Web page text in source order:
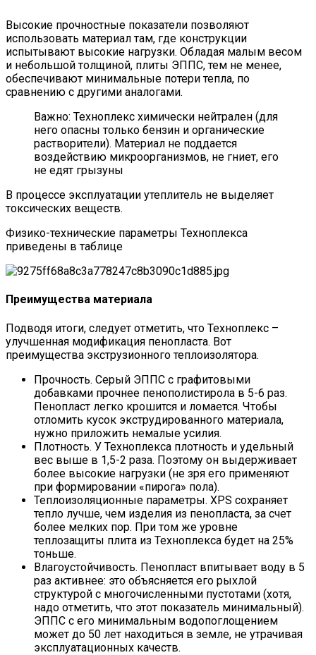
Высокие прочностные показатели позволяют
использовать материал там, где конструкции
испытывают высокие нагрузки. Обладая малым весом
и небольшой толщиной, плиты ЭППС, тем не менее,
обеспечивают минимальные потери тепла, по
сравнению с другими аналогами.
Важно: Техноплекс химически нейтрален (для
него опасны только бензин и органические
растворители). Материал не поддается
воздействию микроорганизмов, не гниет, его
не едят грызуны
В процессе эксплуатации утеплитель не выделяет
токсических веществ.
Физико-технические параметры Техноплекса
приведены в таблице
Преимущества материала
Подводя итоги, следует отметить, что Техноплекс –
улучшенная модификация пенопласта. Вот
преимущества экструзионного теплоизолятора.
Прочность. Серый ЭППС с графитовыми
добавками прочнее пенополистирола в 5-6 раз.
Пенопласт легко крошится и ломается. Чтобы
отломить кусок экструдированного материала,
нужно приложить немалые усилия.
Плотность. У Техноплекса плотность и удельный
вес выше в 1,5-2 раза. Поэтому он выдерживает
более высокие нагрузки (не зря его применяют
при формировании «пирога» пола).
Теплоизоляционные параметры. XPS сохраняет
тепло лучше, чем изделия из пенопласта, за счет
более мелких пор. При том же уровне
теплозащиты плита из Техноплекса будет на 25%
тоньше.
Влагоустойчивость. Пенопласт впитывает воду в 5
раз активнее: это объясняется его рыхлой
структурой с многочисленными пустотами (хотя,
надо отметить, что этот показатель минимальный).
ЭППС с его минимальным водопоглощением
может до 50 лет находиться в земле, не утрачивая
эксплуатационных качеств.